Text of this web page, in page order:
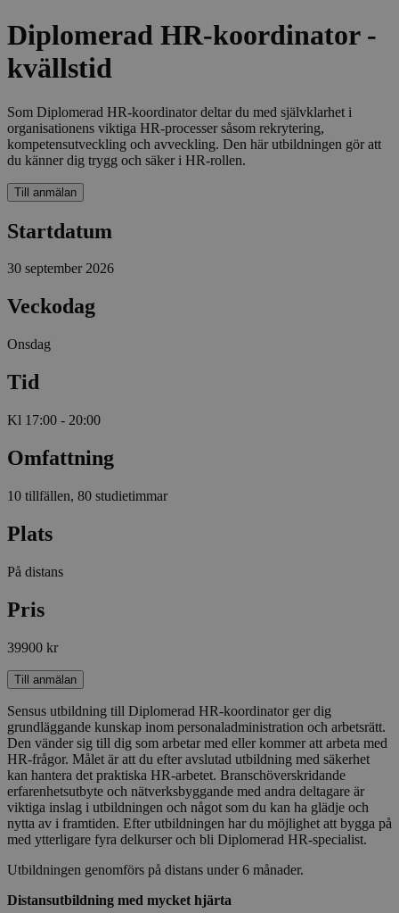
Diplomerad HR-koordinator -
kvällstid
Som Diplomerad HR-koordinator deltar du med självklarhet i
organisationens viktiga HR-processer såsom rekrytering,
kompetensutveckling och avveckling. Den här utbildningen gör att
du känner dig trygg och säker i HR-rollen.
Till anmälan
Startdatum
30 september 2026
Veckodag
Onsdag
Tid
Kl 17:00 - 20:00
Omfattning
10 tillfällen, 80 studietimmar
Plats
På distans
Pris
39900 kr
Till anmälan
Sensus utbildning till Diplomerad HR-koordinator ger dig
grundläggande kunskap inom personaladministration och arbetsrätt.
Den vänder sig till dig som arbetar med eller kommer att arbeta med
HR-frågor. Målet är att du efter avslutad utbildning med säkerhet
kan hantera det praktiska HR-arbetet. Branschöverskridande
erfarenhetsutbyte och nätverksbyggande med andra deltagare är
viktiga inslag i utbildningen och något som du kan ha glädje och
nytta av i framtiden. Efter utbildningen har du möjlighet att bygga på
med ytterligare fyra delkurser och bli Diplomerad HR-specialist.
Utbildningen genomförs på distans under 6 månader.
Distansutbildning med mycket hjärta